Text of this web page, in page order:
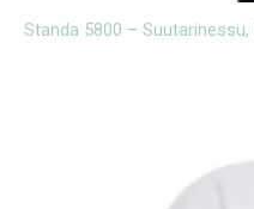
Standa 5800 –